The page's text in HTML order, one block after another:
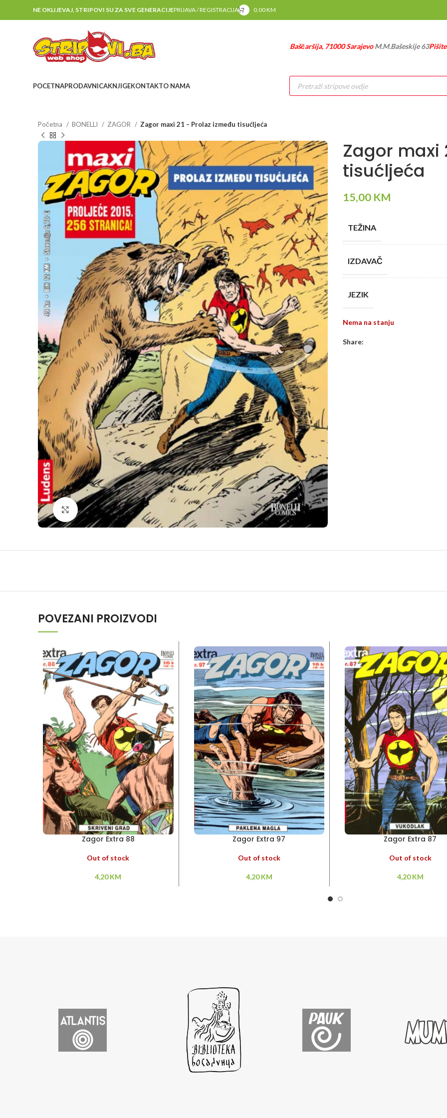
NE OKLIJEVAJ, STRIPOVI SU ZA SVE GENERACIJEPRIJAVA / REGISTRACIJA 0,00KM
Baščaršija, 71000 SarajevoM.M.Bašeskije 63
POCETNAPRODAVNICAKNJIGEKONTAKTO NAMA
Products
search
Početna BONELLI ZAGOR Zagor maxi 21 – Prolaz između tisućljeća
Klikni da povečaš
Zagor maxi
tisućljeća
15,00 KM
TEŽINA
IZDAVAČ
JEZIK
Nema na stanju
Share:
POVEZANI PROIZVODI
Zagor Extra 88
Out of stock
4,20KM
Zagor Extra 97
Out of stock
4,20KM
Zagor Extra 87
Out of stock
4,20KM